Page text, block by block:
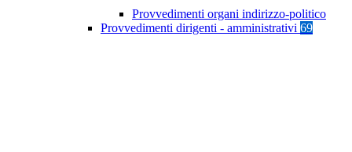
Provvedimenti organi indirizzo-politico
Provvedimenti dirigenti - amministrativi 69